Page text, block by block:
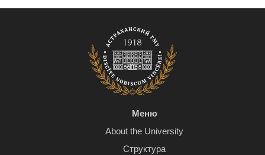
Меню
About the University
Структура